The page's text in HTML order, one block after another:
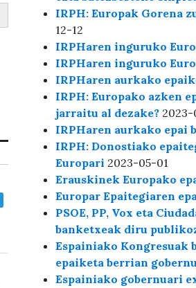
IRPH: Europak Gorena
12-12
IRPHaren inguruko
IRPHaren inguruko
IRPHaren aurkako
IRPH: Europako azken
jarraitu al dezake? 2023-
IRPHaren aurkako epai
IRPH: Donostiako
Europari 2023-05-01
Erauskinek Europako
Europar Epaitegiaren
PSOE, PP, Vox eta
banketxeak diru
Espainiako Kongresuak
epaiketa berrian
Espainiako gobernuari